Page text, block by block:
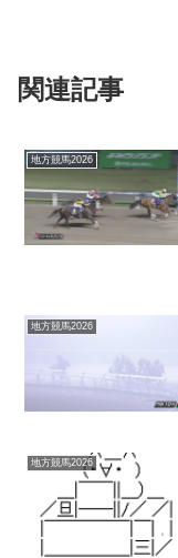
関連記事
地方競馬2026
地方競馬2026
地方競馬2026